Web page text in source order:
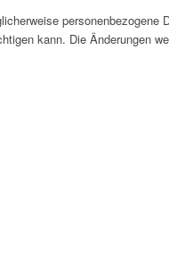
kann. Die Änderungen